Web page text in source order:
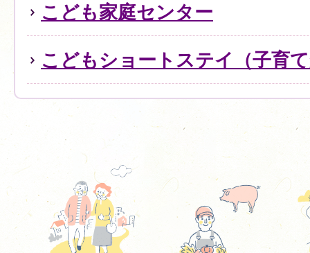
こども家庭センター
こどもショートステイ（子育